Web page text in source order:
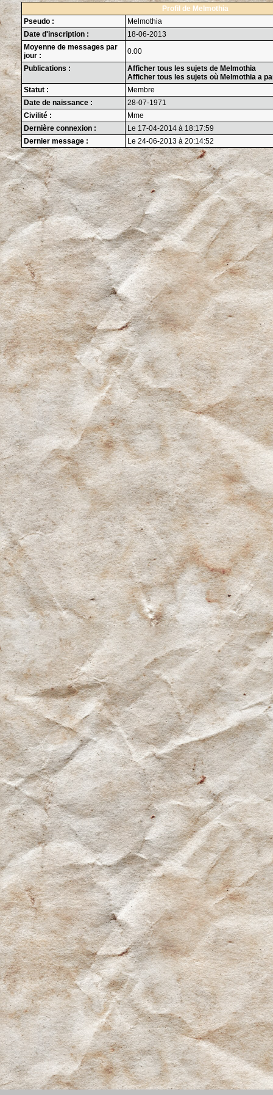
Profil de Melmothia
Pseudo :
Melmothia
Date d'inscription :
18-06-2013
Moyenne de messages par
jour :
0.00
Publications :
Afficher tous les sujets de Melmothia
Afficher tous les sujets où Melmothia a
Statut :
Membre
Date de naissance :
28-07-1971
Civilité :
Mme
Dernière connexion :
Le 17-04-2014 à 18:17:59
Dernier message :
Le 24-06-2013 à 20:14:52